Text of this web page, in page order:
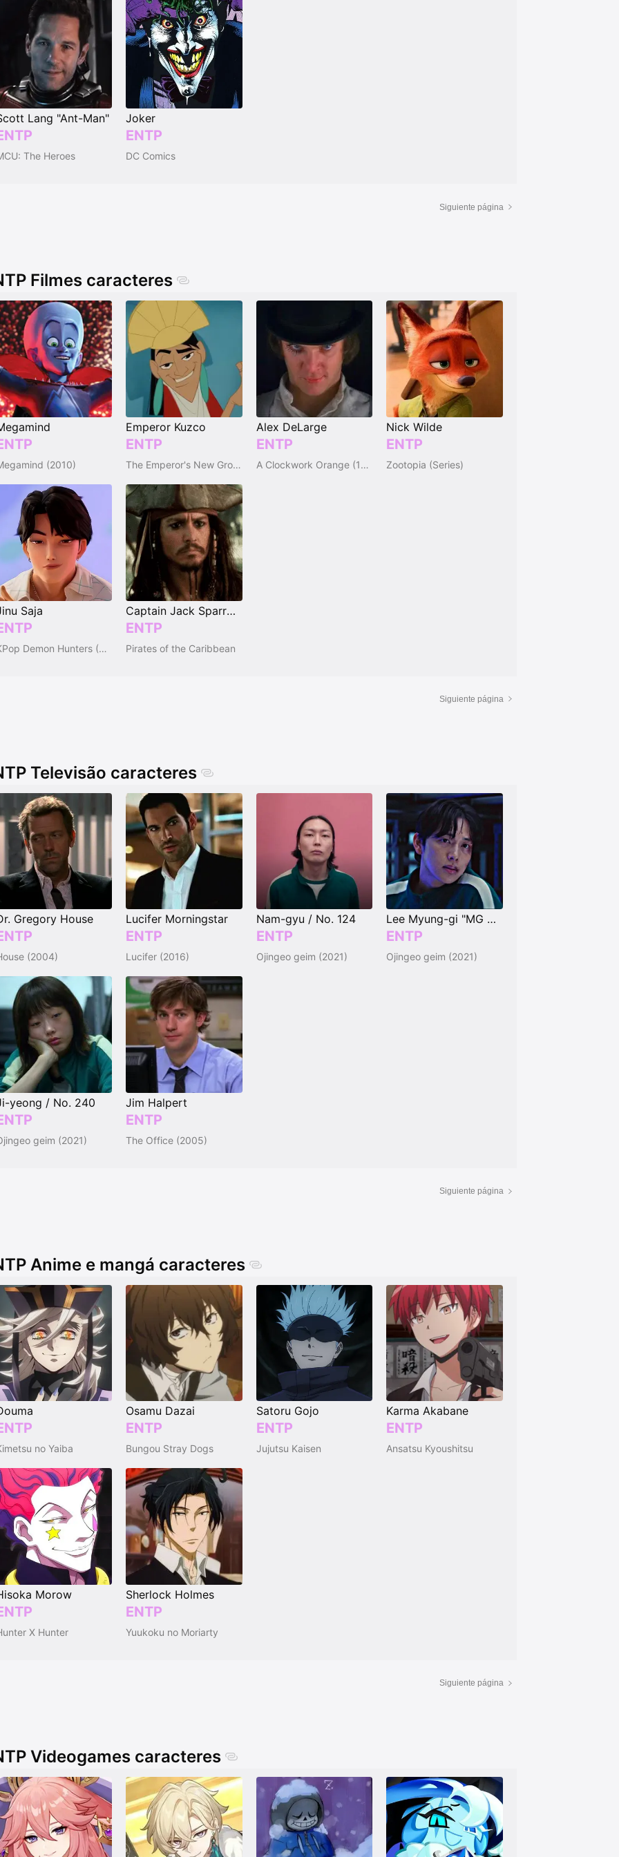
Lang "Ant-Man"
The Heroes
Joker
ENTP
DC Comics
Siguiente página
Filmes caracteres
(2010)
Emperor Kuzco
ENTP
The Emperor's New Groove (Series)
Alex DeLarge
ENTP
A Clockwork Orange (1971)
Nick Wilde
ENTP
Zootopia (Series)
Saja
KPop Demon Hunters (2025)
Captain Jack Sparrow
ENTP
Pirates of the Caribbean
Siguiente página
Televisão caracteres
Gregory House
(2004)
Lucifer Morningstar
ENTP
Lucifer (2016)
Nam-gyu / No. 124
ENTP
Ojingeo geim (2021)
Lee Myung-gi "MG Coin" / No. 333
ENTP
Ojingeo geim (2021)
yeong / No. 240
geim (2021)
Jim Halpert
ENTP
The Office (2005)
Siguiente página
Anime e mangá caracteres
no Yaiba
Osamu Dazai
ENTP
Bungou Stray Dogs
Satoru Gojo
ENTP
Jujutsu Kaisen
Karma Akabane
ENTP
Ansatsu Kyoushitsu
Morow
X Hunter
Sherlock Holmes
ENTP
Yuukoku no Moriarty
Siguiente página
Videogames caracteres